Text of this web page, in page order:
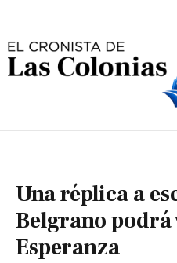
Una réplica a
Belgrano
Esperanza